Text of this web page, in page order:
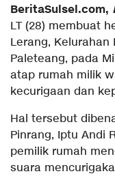
BeritaSulsel.com,
LT (28) membuat
Lerang,
Paleteang, pada
atap rumah milik
kecurigaan dan
Hal tersebut
Pinrang, Iptu Andi
pemilik rumah
suara